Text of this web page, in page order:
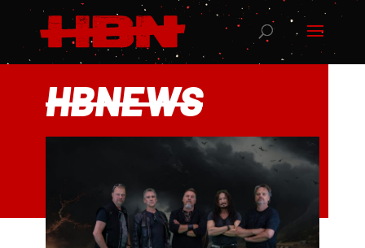
HBNEWS